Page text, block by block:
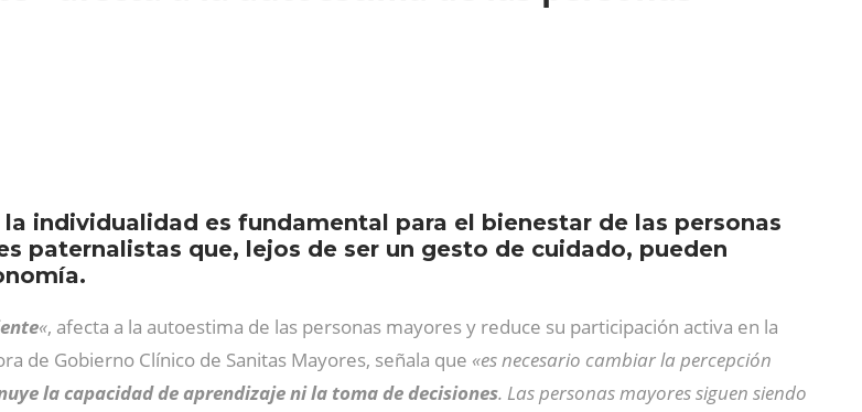
individualidad es fundamental para el bienestar de las personas
paternalistas que, lejos de ser un gesto de cuidado, pueden
«, afecta a la autoestima de las personas mayores y reduce su participación activa en la
de Gobierno Clínico de Sanitas Mayores, señala que «es necesario cambiar la percepción
la capacidad de aprendizaje ni la toma de decisiones. Las personas mayores siguen siendo